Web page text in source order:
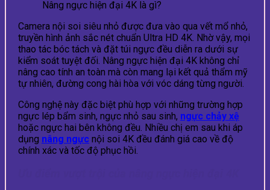
Nâng ngực hiện đại 4K là gì?
Camera nội soi siêu nhỏ được đưa vào qua vết mổ nhỏ,
truyền hình ảnh sắc nét chuẩn Ultra HD 4K. Nhờ vậy, mọi
thao tác bóc tách và đặt túi ngực đều diễn ra dưới sự
kiểm soát tuyệt đối. Nâng ngực hiện đại 4K không chỉ
nâng cao tính an toàn mà còn mang lại kết quả thẩm mỹ
tự nhiên, đường cong hài hòa với vóc dáng từng người.
Công nghệ này đặc biệt phù hợp với những trường hợp
ngực lép bẩm sinh, ngực nhỏ sau sinh, ngực chảy xệ
hoặc ngực hai bên không đều. Nhiều chị em sau khi áp
dụng nâng ngực nội soi 4K đều đánh giá cao về độ
chính xác và tốc độ phục hồi.